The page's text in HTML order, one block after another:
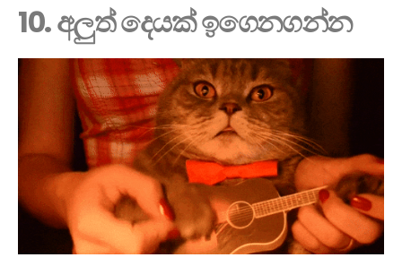
10. අලුත් දෙයක් ඉගෙනගන්න